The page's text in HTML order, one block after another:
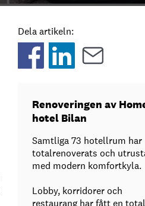
Dela artikeln:
Renoveringen av
hotel Bilan
Samtliga 73 hotellrum har
totalrenoverats och
med modern komfortkyla.
Lobby, korridorer och
restaurang har fått en total